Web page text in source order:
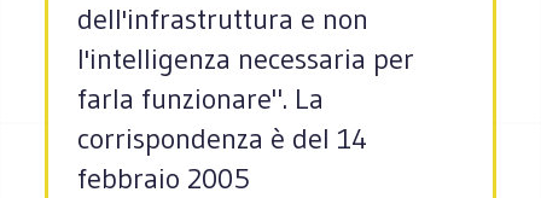
dell'infrastruttura e non
l'intelligenza necessaria per
farla funzionare". La
corrispondenza è del 14
febbraio 2005